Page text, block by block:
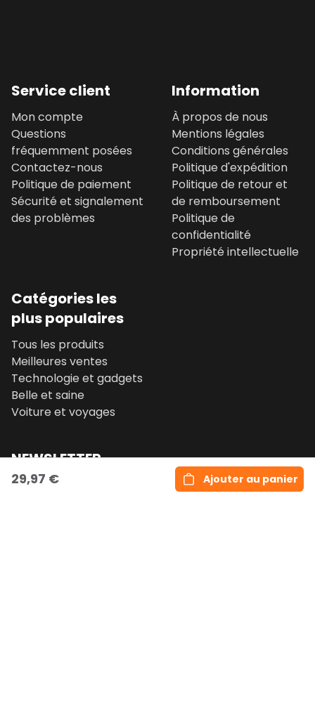
Service client
Mon compte
Questions
fréquemment posées
Contactez-nous
Politique de paiement
Sécurité et signalement
des problèmes
Information
À propos de nous
Mentions légales
Conditions générales
Politique d'expédition
Politique de retour et
de remboursement
Politique de
confidentialité
Propriété intellectuelle
Catégories les
plus populaires
Tous les produits
Meilleures ventes
Technologie et gadgets
Belle et saine
Voiture et voyages
NEWSLETTER
29,97 € Ajouter au panier